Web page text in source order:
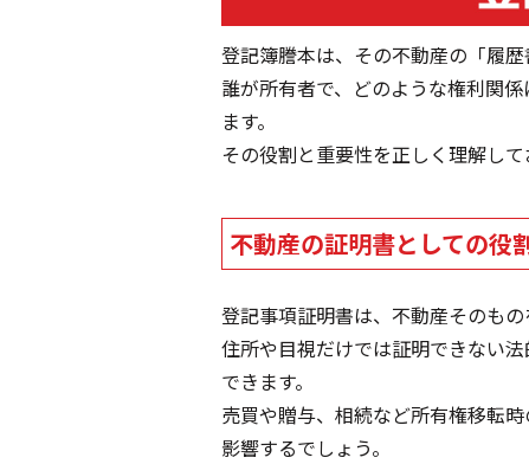
登記簿謄本は、その不動産の「履
誰が所有者で、どのような権利関
ます。
その役割と重要性を正しく理解し
不動産の証明書としての役
登記事項証明書は、不動産そのもの
住所や目視だけでは証明できない
できます。
売買や贈与、相続など所有権移転
影響するでしょう。